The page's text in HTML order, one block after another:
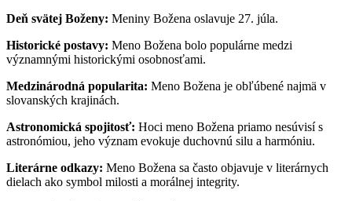
Deň svätej Boženy: Meniny Božena oslavuje 27. júla.
Historické postavy: Meno Božena bolo populárne medzi
významnými historickými osobnosťami.
Medzinárodná popularita: Meno Božena je obľúbené najmä v
slovanských krajinách.
Astronomická spojitosť: Hoci meno Božena priamo nesúvisí s
astronómiou, jeho význam evokuje duchovnú silu a harmóniu.
Literárne odkazy: Meno Božena sa často objavuje v literárnych
dielach ako symbol milosti a morálnej integrity.